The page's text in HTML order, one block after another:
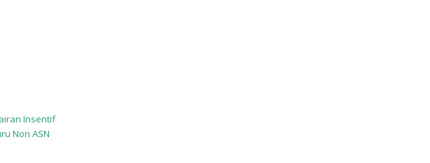
Insentif
Non ASN